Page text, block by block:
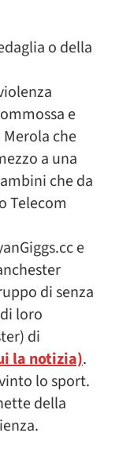
o della
e
che
a una
che da
Telecom
e
di senza
loro
di
la notizia).
lo sport.
della